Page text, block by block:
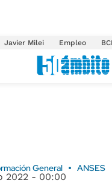
Javier Milei Empleo
General ANSES
2022 - 00:00